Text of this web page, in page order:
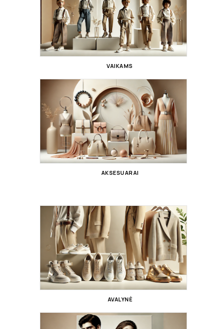
VAIKAMS
AKSESUARAI
AVALYNĖ